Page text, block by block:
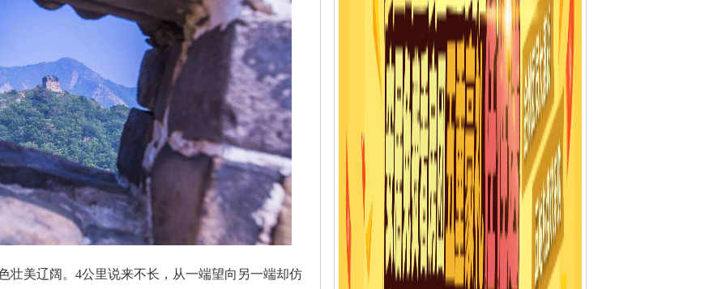
美辽阔。4公里说来不长，从一端望向另一端却仿